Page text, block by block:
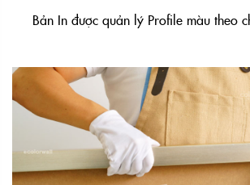
Bản In được quản lý Profile màu theo